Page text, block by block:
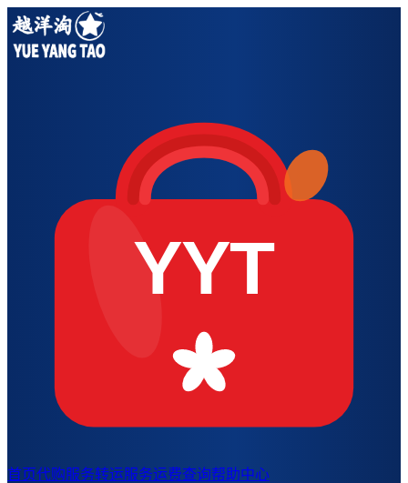
首页代购服务转运服务运费查询帮助中心